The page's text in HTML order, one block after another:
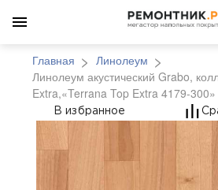
Главная
Линолеум
Линолеум акустический Grabo,
Extra,«Terrana Top Extra 4179-300»
Линолеум
В избранное